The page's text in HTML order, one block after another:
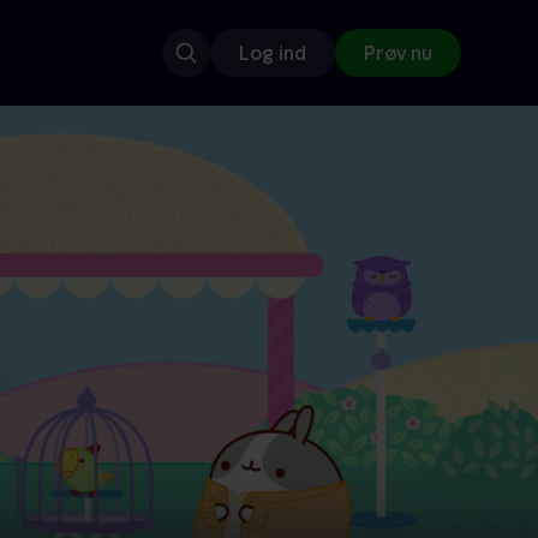
Log ind Prøv nu